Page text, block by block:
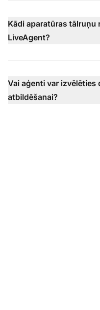
Kādi aparatūras tālruņu
LiveAgent?
Vai aģenti var izvēlēties
atbildēšanai?